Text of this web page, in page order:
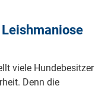
viele Hundebesitzer
Denn die